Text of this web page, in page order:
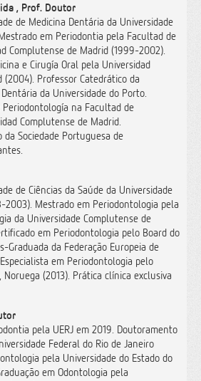
, Prof. Doutor
de Medicina Dentária da Universidade
em Periodontia pela Facultad de
Complutense de Madrid (1999-2002).
e Cirugía Oral pela Universidad
Professor Catedrático da
da Universidade do Porto.
Periodontología na Facultad de
Complutense de Madrid.
Sociedade Portuguesa de
de Ciências da Saúde da Universidade
2003). Mestrado em Periodontologia pela
da Universidade Complutense de
em Periodontologia pelo Board do
Graduada da Federação Europeia de
em Periodontologia pelo
(2013). Prática clínica exclusiva
pela UERJ em 2019. Doutoramento
Federal do Rio de Janeiro
pela Universidade do Estado do
em Odontologia pela